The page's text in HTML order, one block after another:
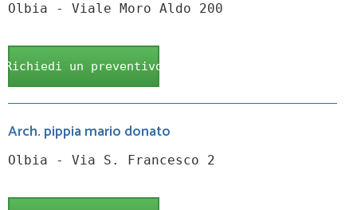
Olbia - Viale Moro Aldo 200
Richiedi un preventivo
Arch. pippia mario donato
Olbia - Via S. Francesco 2